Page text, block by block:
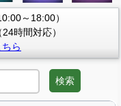
～18:00）
時間対応）
ら
検索